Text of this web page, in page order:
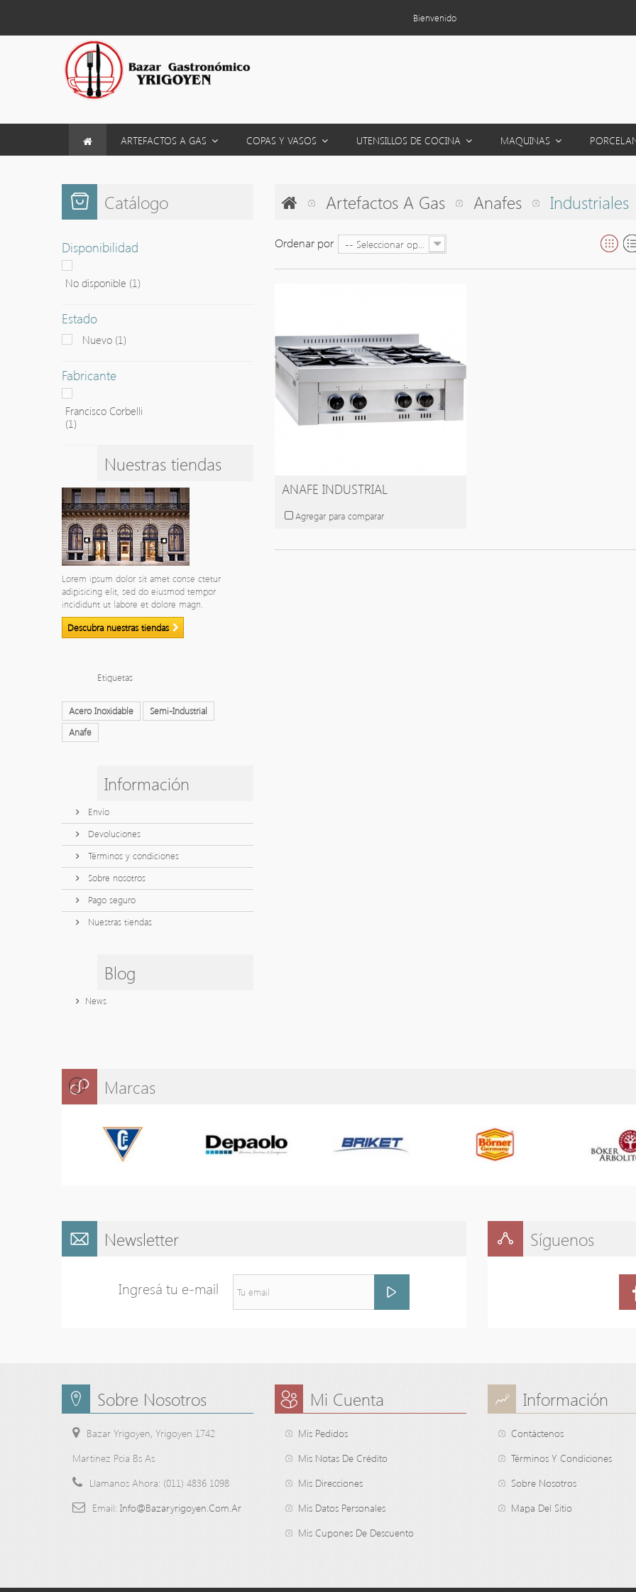
Bienvenido
ARTEFACTOS A GAS COPAS Y VASOS UTENSILLOS DE COCINA MAQUINAS
Catálogo
Disponibilidad
No disponible (1)
Estado
Nuevo (1)
Fabricante
Francisco Corbelli
(1)
Nuestras tiendas
Lorem ipsum dolor sit amet conse ctetur
adipisicing elit, sed do eiusmod tempor
incididunt ut labore et dolore magn.
Descubra nuestras tiendas
Etiquetas
Acero Inoxidable
Semi-Industrial
Anafe
Información
Envío
Devoluciones
Términos y condiciones
Sobre nosotros
Pago seguro
Nuestras tiendas
Blog
News
Artefactos A Gas Anafes Industriales
Ordenar por -- Seleccionar opción --
ANAFE INDUSTRIAL
Agregar para comparar
Marcas
Newsletter
Ingresá tu e-mail
Síguenos
Sobre Nosotros
Bazar Yrigoyen, Yrigoyen 1742
Martinez Pcia Bs As
Llamanos Ahora: (011) 4836 1098
Email: Info@bazaryrigoyen.com.ar
Mi Cuenta
Mis Pedidos
Mis Notas De Crédito
Mis Direcciones
Mis Datos Personales
Mis Cupones De Descuento
Información
Contáctenos
Términos Y Condiciones
Sobre Nosotros
Mapa Del Sitio